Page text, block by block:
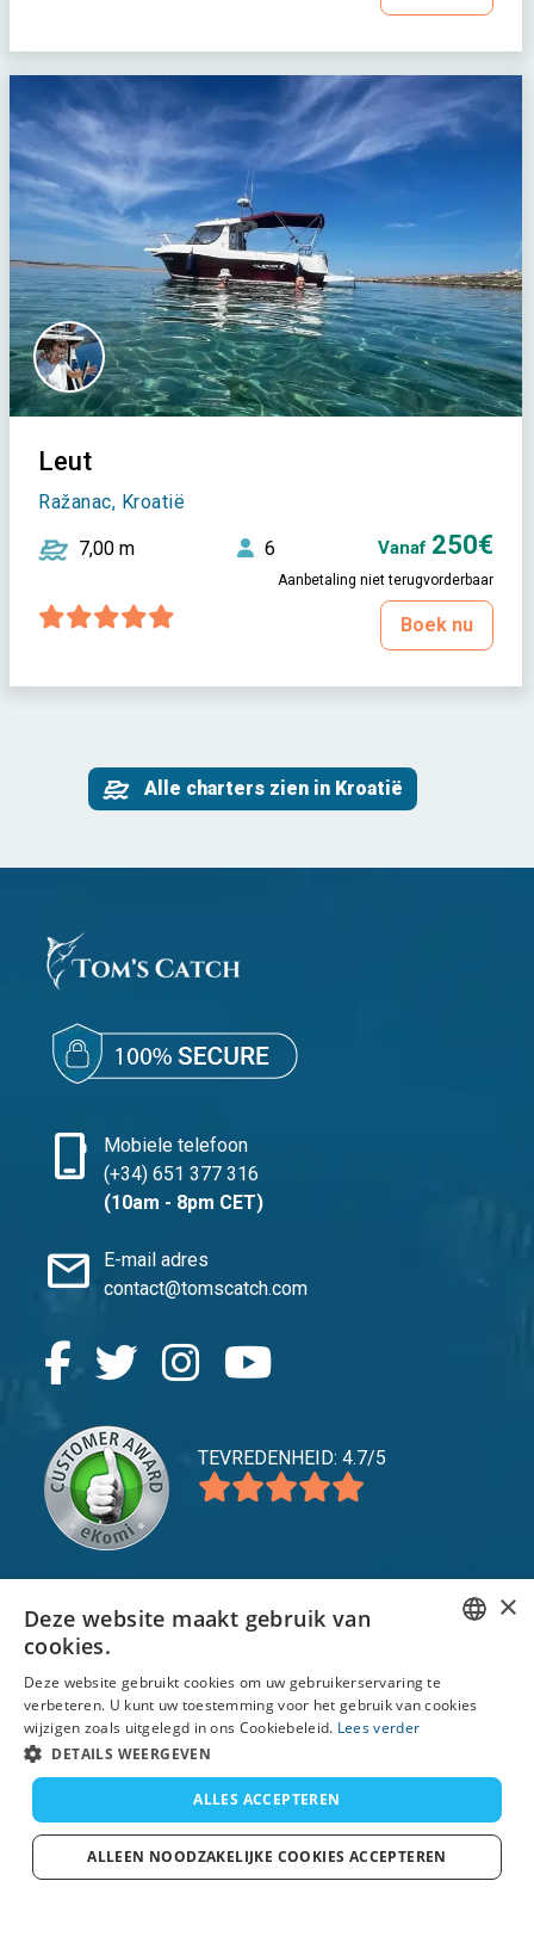
Leut
Ražanac, Kroatië
7,00 m 6 Vanaf 250€
Aanbetaling niet terugvorderbaar
Boek nu
Alle charters zien in Kroatië
phone_iphone
Mobiele telefoon
(+34) 651 377 316
(10am - 8pm CET)
mail
E-mail adres
contact@tomscatch.com
TEVREDENHEID: 4.7/5
Service expand_more
Verkennen
Support expand_more
© 2026 TomsCatch Charters & Guides S.L. alle
rechten voorbehouden.
FRENCH
SPANISH
×
Deze website maakt gebruik van
cookies.
Deze website gebruikt cookies om uw gebruikerservaring te
verbeteren. U kunt uw toestemming voor het gebruik van cookies
wijzigen zoals uitgelegd in ons Cookiebeleid. Lees verder
DETAILS WEERGEVEN
ALLES ACCEPTEREN
ALLEEN NOODZAKELIJKE COOKIES ACCEPTEREN